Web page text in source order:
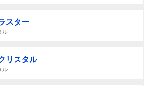
スター
ル
リスタル
ル